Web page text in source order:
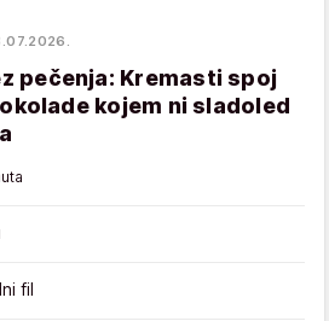
pečenja: Kremasti spoj
kojem ni sladoled
fil